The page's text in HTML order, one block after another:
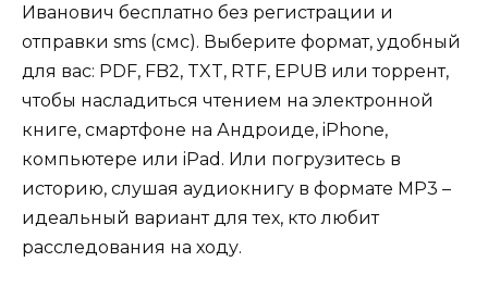
Иванович бесплатно без регистрации и
отправки sms (смс). Выберите формат, удобный
для вас: PDF, FB2, TXT, RTF, EPUB или торрент,
чтобы насладиться чтением на электронной
книге, смартфоне на Андроиде, iPhone,
компьютере или iPad. Или погрузитесь в
историю, слушая аудиокнигу в формате MP3 –
идеальный вариант для тех, кто любит
расследования на ходу.